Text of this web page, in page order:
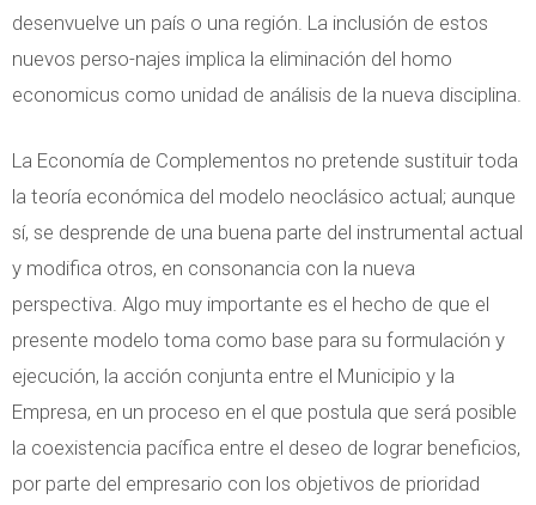
desenvuelve un país o una región. La inclusión de estos
nuevos perso-najes implica la eliminación del homo
economicus como unidad de análisis de la nueva disciplina.
La Economía de Complementos no pretende sustituir toda
la teoría económica del modelo neoclásico actual; aunque
sí, se desprende de una buena parte del instrumental actual
y modifica otros, en consonancia con la nueva
perspectiva. Algo muy importante es el hecho de que el
presente modelo toma como base para su formulación y
ejecución, la acción conjunta entre el Municipio y la
Empresa, en un proceso en el que postula que será posible
la coexistencia pacífica entre el deseo de lograr beneficios,
por parte del empresario con los objetivos de prioridad